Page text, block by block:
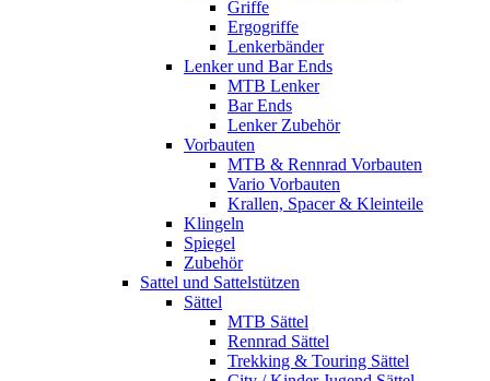
Griffe
Ergogriffe
Lenkerbänder
Lenker und Bar Ends
MTB Lenker
Bar Ends
Lenker Zubehör
Vorbauten
MTB & Rennrad Vorbauten
Vario Vorbauten
Krallen, Spacer & Kleinteile
Klingeln
Spiegel
Zubehör
Sattel und Sattelstützen
Sättel
MTB Sättel
Rennrad Sättel
Trekking & Touring Sättel